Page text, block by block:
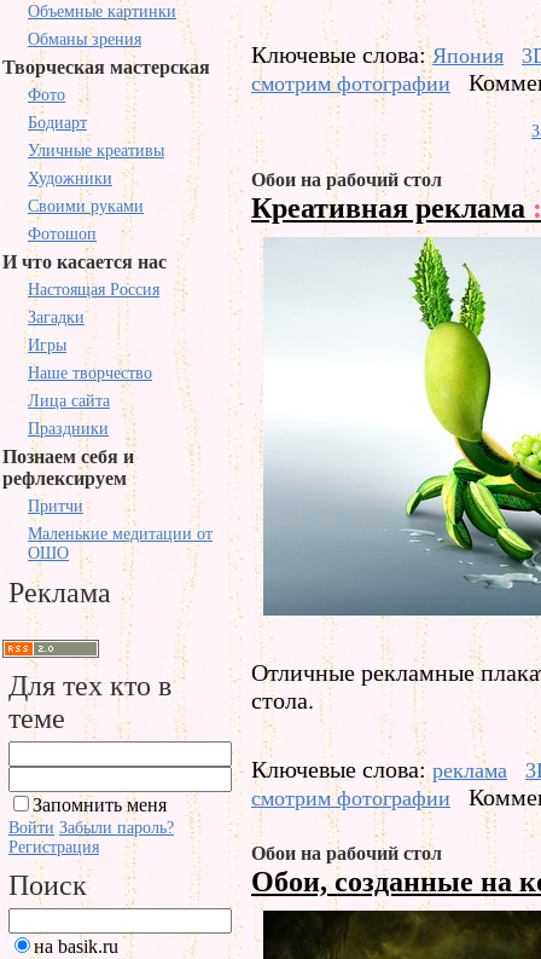
Объемные картинки
Обманы зрения
Творческая мастерская
Фото
Бодиарт
Уличные креативы
Художники
Своими руками
Фотошоп
И что касается нас
Настоящая Россия
Загадки
Игры
Наше творчество
Лица сайта
Праздники
Познаем себя и
рефлексируем
Притчи
Маленькие медитации от
ОШО
Реклама
Для тех кто в
теме
Запомнить меня
Войти Забыли пароль?
Регистрация
Поиск
на basik.ru
Ключевые слова:Япония
смотрим фотографии
Обои на рабочий стол
Креативная реклама
Отличные рекламные
стола.
Ключевые слова:реклама
смотрим фотографии
Обои на рабочий стол
Обои, созданные на